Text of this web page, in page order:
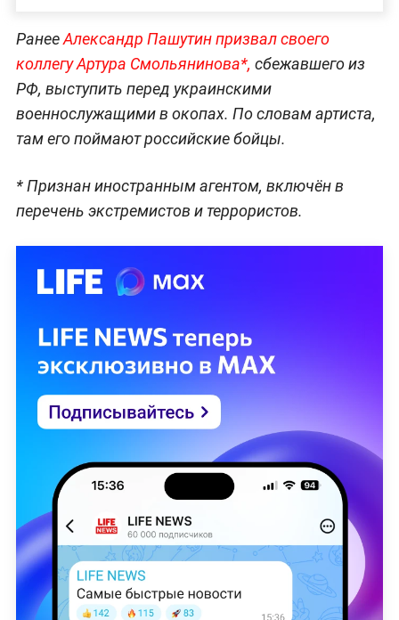
РанееАлександр Пашутин призвал своего
коллегу Артура Смольянинова*, сбежавшего из
РФ, выступить перед украинскими
военнослужащими в окопах. По словам артиста,
там его поймают российские бойцы.
* Признан иностранным агентом, включён в
перечень экстремистов и террористов.